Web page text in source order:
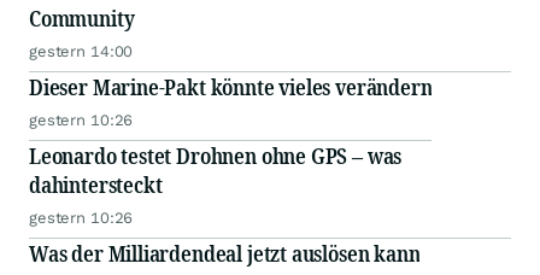
Community
gestern 14:00
Dieser Marine-Pakt könnte vieles verändern
gestern 10:26
Leonardo testet Drohnen ohne GPS – was
dahintersteckt
gestern 10:26
Was der Milliardendeal jetzt auslösen kann